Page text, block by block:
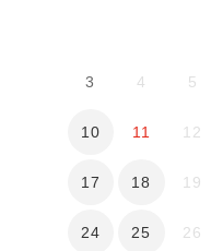
3 4 5
10 11 12
17 18 19
24 25 26